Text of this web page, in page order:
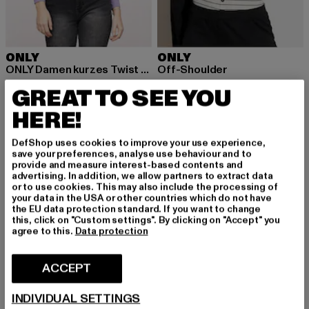
ONLY
ONLY Damen kurzes Twist Top
8,05 EUR
Ajankohtainen hinta: 8,05 EUR
12,99 EURKampanjahinta: 12,99 EUR
ONLY
Off-Shoulder
8,96 EUR
Ajankohtainen hinta: 8,96 EUR
12,99 EURKampanjahinta:
-48% -35%
GREAT TO SEE YOU
HERE!
DefShop uses cookies to improve your use experience,
save your preferences, analyse use behaviour and to
provide and measure interest-based contents and
advertising. In addition, we allow partners to extract data
or to use cookies. This may also include the processing of
your data in the USA or other countries which do not have
the EU data protection standard. If you want to change
this, click on "Custom settings". By clicking on "Accept" you
agree to this. Data protection
ACCEPT
INDIVIDUAL SETTINGS